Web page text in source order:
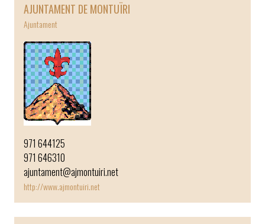
AJUNTAMENT DE MONTUÏRI
Ajuntament
971 644125
971 646310
ajuntament@ajmontuiri.net
http://www.ajmontuiri.net